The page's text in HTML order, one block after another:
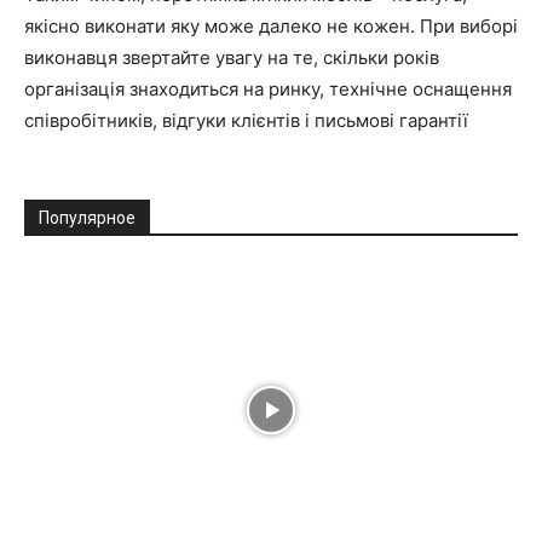
якісно виконати яку може далеко не кожен. При виборі
виконавця звертайте увагу на те, скільки років
організація знаходиться на ринку, технічне оснащення
співробітників, відгуки клієнтів і письмові гарантії
Популярное